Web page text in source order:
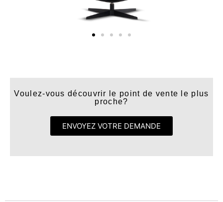
Voulez-vous découvrir le point de vente le plus
proche?
ENVOYEZ VOTRE DEMANDE